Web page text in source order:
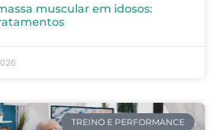
muscular em idosos:
TREINO E PERFORMANCE